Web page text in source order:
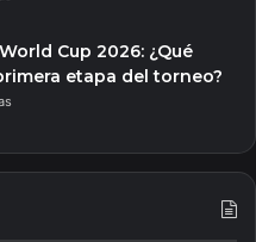
Cup 2026: ¿Qué
etapa del torneo?